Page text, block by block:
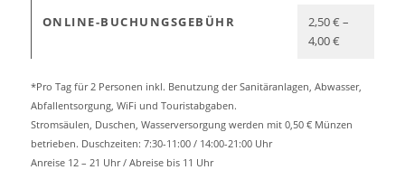
ONLINE-BUCHUNGSGEBÜHR
2,50 € –
4,00 €
*Pro Tag für 2 Personen inkl. Benutzung der Sanitäranlagen, Abwasser,
Abfallentsorgung, WiFi und Touristabgaben.
Stromsäulen, Duschen, Wasserversorgung werden mit 0,50 € Münzen
betrieben. Duschzeiten: 7:30-11:00 / 14:00-21:00 Uhr
Anreise 12 – 21 Uhr / Abreise bis 11 Uhr